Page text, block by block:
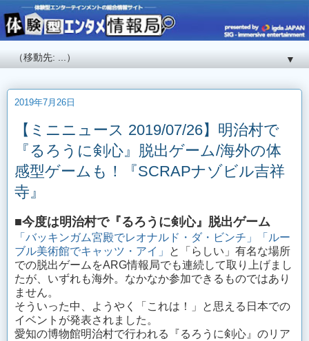
▼
2019年7月26日
【ミニニュース 2019/07/26】明治村で
『るろうに剣心』脱出ゲーム/海外の体
感型ゲームも！『SCRAPナゾビル吉祥
寺』
■今度は明治村で『るろうに剣心』脱出ゲーム
「バッキンガム宮殿でレオナルド・ダ・ビンチ」
「ルー
ブル美術館でキャッツ・アイ」
と「らしい」有名な場所
での脱出ゲームをARG情報局でも連続して取り上げまし
たが、いずれも海外。なかなか参加できるものではあり
ません。
そういった中、ようやく「これは！」と思える日本での
イベントが発表されました。
愛知の博物館明治村で行われる『るろうに剣心』のリア